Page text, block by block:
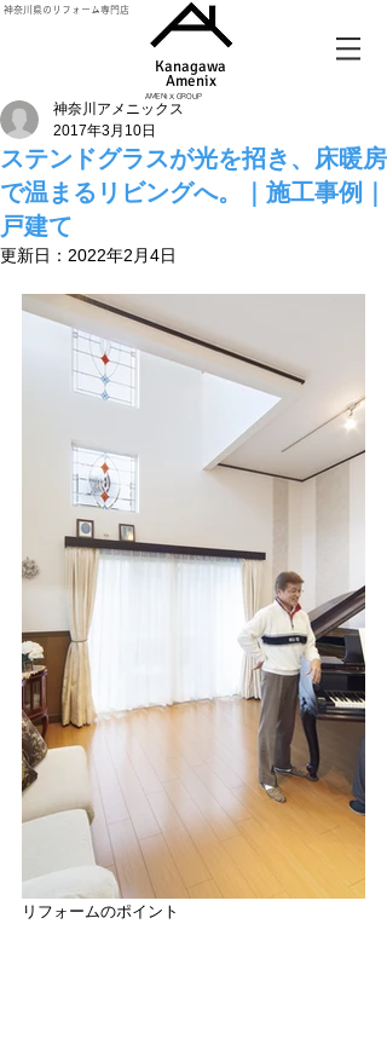
神奈川県のリフォーム専門店
Kanagawa
Amenix​
AMENIX GROUP
ステンドグラスが光を招き、床暖房
で温まるリビングへ。｜施工事例｜
戸建て
神奈川アメニックス
2017年3月10日
更新日： 2022年2月4日
リフォームのポイント